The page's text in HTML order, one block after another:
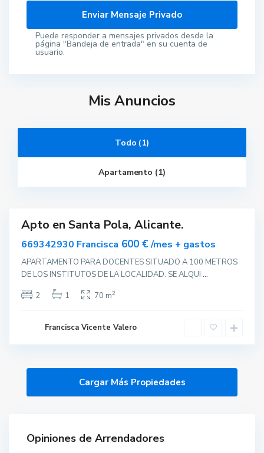
Puede responder a mensajes privados desde la
página "Bandeja de entrada" en su cuenta de
usuario.
Mis Anuncios
Todo (1)
Apartamento (1)
t
Apto en Santa Pola, Alicante.
669342930 Francisca 600 €/mes + gastos
APARTAMENTO PARA DOCENTES SITUADO A 100 METROS
DE LOS INSTITUTOS DE LA LOCALIDAD. SE ALQUI ...
2
1 70 m2
Francisca Vicente Valero
Opiniones de Arrendadores